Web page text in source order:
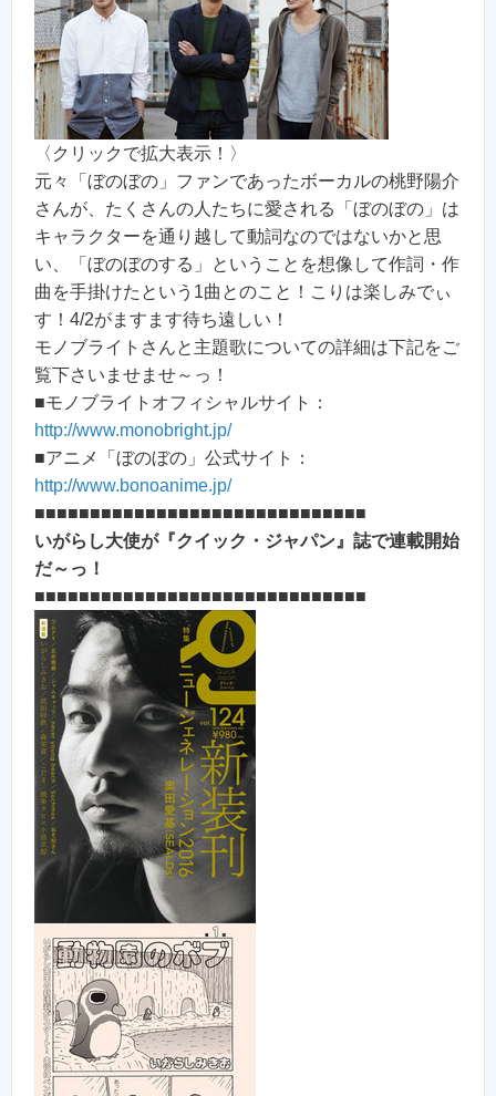
〈クリックで拡大表示！〉
元々「ぼのぼの」ファンであったボーカルの桃野陽介
さんが、たくさんの人たちに愛される「ぼのぼの」は
キャラクターを通り越して動詞なのではないかと思
い、「ぼのぼのする」ということを想像して作詞・作
曲を手掛けたという1曲とのこと！こりは楽しみでぃ
す！4/2がますます待ち遠しい！
モノブライトさんと主題歌についての詳細は下記をご
覧下さいませませ～っ！
■モノブライトオフィシャルサイト：
http://www.monobright.jp/
■アニメ「ぼのぼの」公式サイト：
http://www.bonoanime.jp/
■■■■■■■■■■■■■■■■■■■■■■■■■■■■■■
いがらし大使が『クイック・ジャパン』誌で連載開始
だ～っ！
■■■■■■■■■■■■■■■■■■■■■■■■■■■■■■